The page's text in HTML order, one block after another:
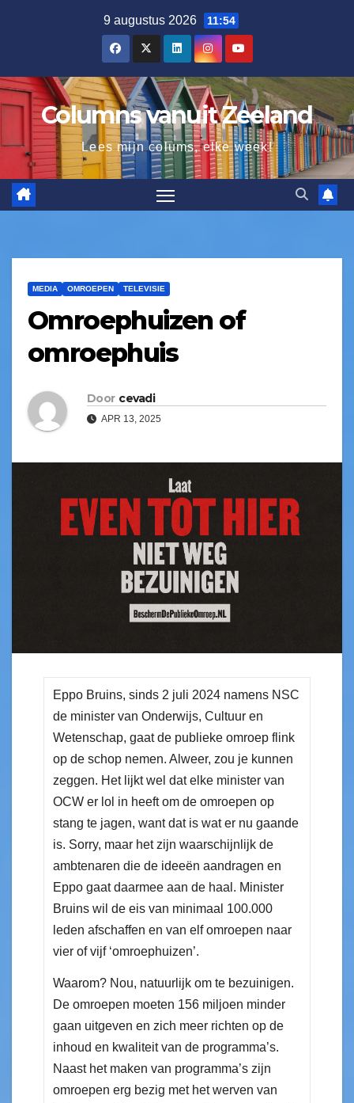
9 augustus 2026 11:54
Columns vanuit Zeeland
Lees mijn colums, elke week!
MEDIA OMROEPEN TELEVISIE
Omroephuizen of
omroephuis
Door cevadi
APR 13, 2025
Eppo Bruins, sinds 2 juli 2024 namens NSC
de minister van Onderwijs, Cultuur en
Wetenschap, gaat de publieke omroep flink
op de schop nemen. Alweer, zou je kunnen
zeggen. Het lijkt wel dat elke minister van
OCW er lol in heeft om de omroepen op
stang te jagen, want dat is wat er nu gaande
is. Sorry, maar het zijn waarschijnlijk de
ambtenaren die de ideeën aandragen en
Eppo gaat daarmee aan de haal. Minister
Bruins wil de eis van minimaal 100.000
leden afschaffen en van elf omroepen naar
vier of vijf ‘omroephuizen’.
Waarom? Nou, natuurlijk om te bezuinigen.
De omroepen moeten 156 miljoen minder
gaan uitgeven en zich meer richten op de
inhoud en kwaliteit van de programma’s.
Naast het maken van programma’s zijn
omroepen erg bezig met het werven van